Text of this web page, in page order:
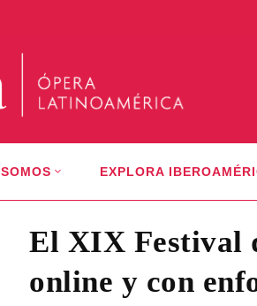
SOMOS EXPLORA
El XIX Festival
online y con